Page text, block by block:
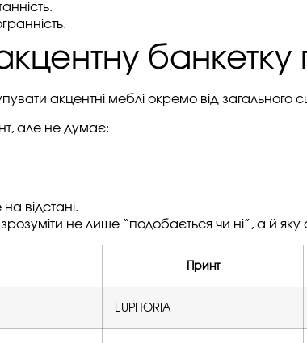
банкетку
акцентні меблі окремо від загального
але не думає:
відстані.
не лише “подобається чи ні”, а й
Принт
EUPHORIA